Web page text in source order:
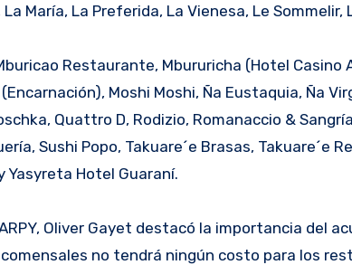
La María, La Preferida, La Vienesa, Le
Restaurante, Mbururicha (Hotel Casino
(Encarnación), Moshi Moshi, Ña Eustaquia, Ña
Quattro D, Rodizio, Romanaccio &
Sushi Popo, Takuare´e Brasas, Takuare´e
Yasyreta Hotel Guaraní.
Oliver Gayet destacó la importancia del
no tendrá ningún costo para los